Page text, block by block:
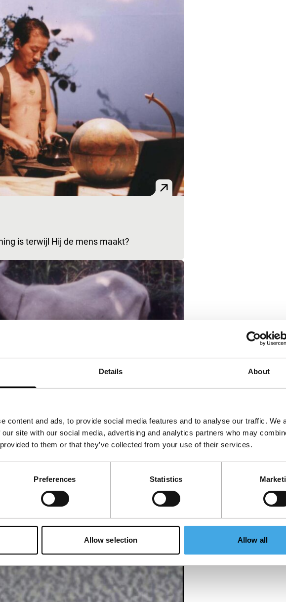
Details About
content and ads, to provide social media features and to analyse our traffic. We
site with our social media, advertising and analytics partners who may
to them or that they’ve collected from your use of their services.
Preferences Statistics
Allow selection Allow all
is terwijl Hij de mens maakt?